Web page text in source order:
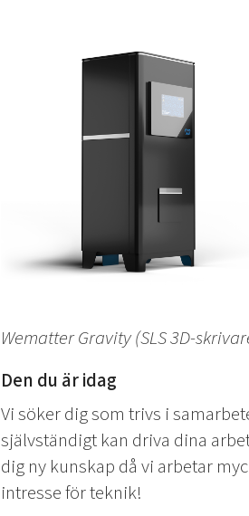
Wematter Gravity (SLS 3D-
Den du är idag
Vi söker dig som trivs i
självständigt kan driva dina
dig ny kunskap då vi arbetar
intresse för teknik!